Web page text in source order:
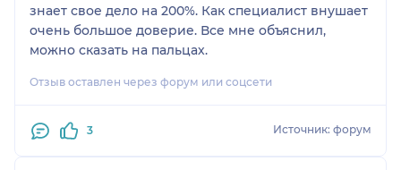
знает свое дело на 200%. Как специалист внушает
очень большое доверие. Все мне объяснил,
можно сказать на пальцах.
Отзыв оставлен через форум или соцсети
3 Источник: форум